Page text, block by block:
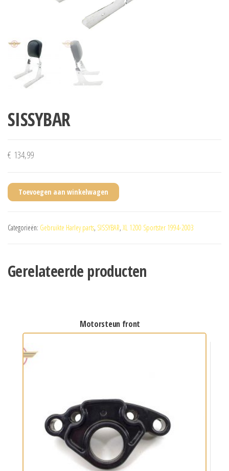
SISSYBAR
€ 134,99
Toevoegen aan winkelwagen
Categorieën: Gebruikte Harley parts, SISSYBAR, XL 1200 Sportster 1994-2003
Gerelateerde producten
motorsteun front